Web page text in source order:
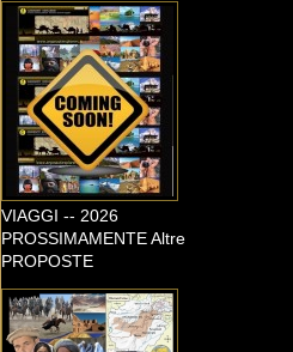
VIAGGI -- 2026
PROSSIMAMENTE Altre
PROPOSTE